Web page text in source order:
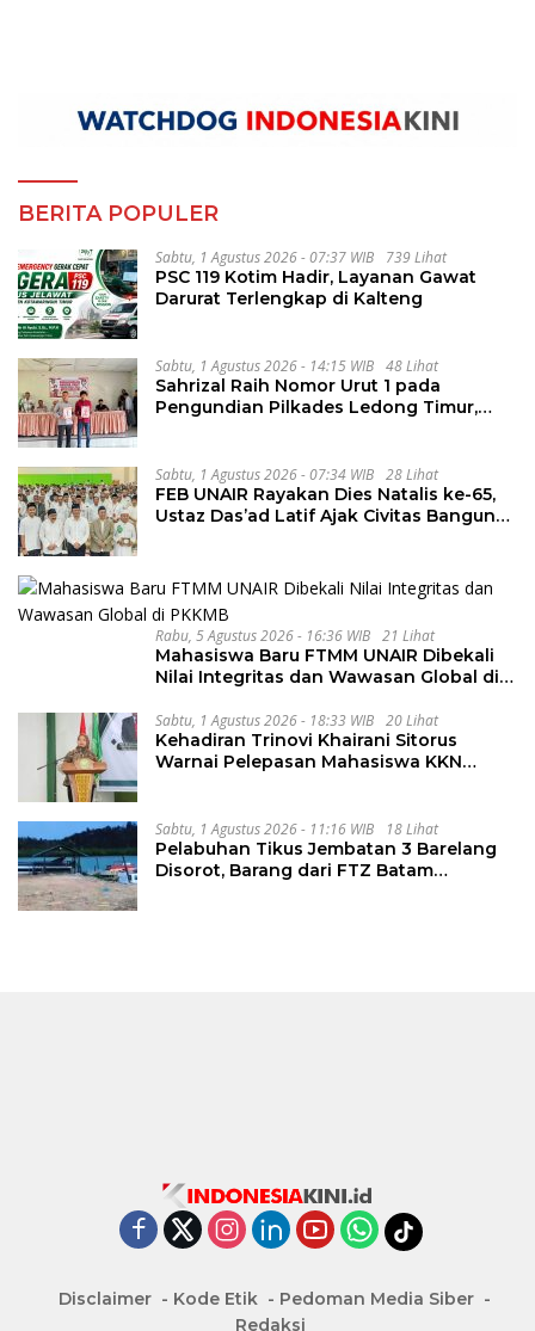
BERITA POPULER
Sabtu, 1 Agustus 2026 - 07:37 WIB 739 Lihat
PSC 119 Kotim Hadir, Layanan Gawat
Darurat Terlengkap di Kalteng
Sabtu, 1 Agustus 2026 - 14:15 WIB 48 Lihat
Sahrizal Raih Nomor Urut 1 pada
Pengundian Pilkades Ledong Timur,
Sabtu, 1 Agustus 2026 - 07:34 WIB 28 Lihat
FEB UNAIR Rayakan Dies Natalis ke-65,
Ustaz Das’ad Latif Ajak Civitas Bangun
Rabu, 5 Agustus 2026 - 16:36 WIB 21 Lihat
Mahasiswa Baru FTMM UNAIR Dibekali
Nilai Integritas dan Wawasan Global di
Sabtu, 1 Agustus 2026 - 18:33 WIB 20 Lihat
Kehadiran Trinovi Khairani Sitorus
Warnai Pelepasan Mahasiswa KKN
Sabtu, 1 Agustus 2026 - 11:16 WIB 18 Lihat
Pelabuhan Tikus Jembatan 3 Barelang
Disorot, Barang dari FTZ Batam
Disclaimer Kode Etik
Pedoman Media Siber
Redaksi